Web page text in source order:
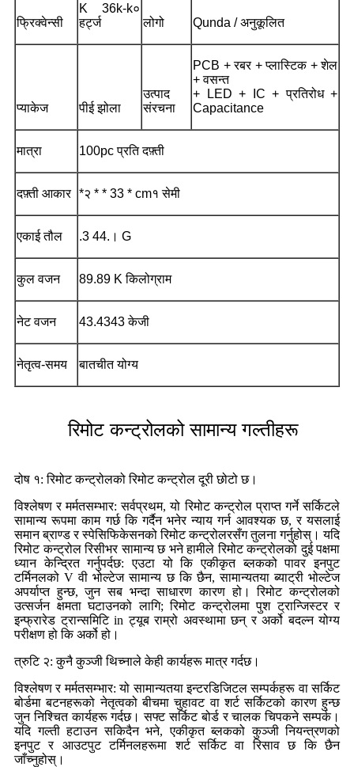
फ्रिक्वेन्सी
K 36k-k०
हर्ट्ज
लोगो Qunda / अनुकूलित
प्याकेज पीई झोला
उत्पाद
संरचना
PCB + रबर + प्लास्टिक + शेल
+ वसन्त
+ LED + IC + प्रतिरोध +
Capacitance
मात्रा 100pc प्रति दफ़्ती
दफ़्ती आकार *२ * * 33 * cm१ सेमी
एकाई तौल .3 44.। G
कुल वजन 89.89 K किलोग्राम
नेट वजन 43.4343 केजी
नेतृत्व-समय बातचीत योग्य
रिमोट कन्ट्रोलको सामान्य गल्तीहरू
दोष १: रिमोट कन्ट्रोलको रिमोट कन्ट्रोल दूरी छोटो छ।
विश्लेषण र मर्मतसम्भार: सर्वप्रथम, यो रिमोट कन्ट्रोल प्राप्त गर्ने सर्किटले
सामान्य रूपमा काम गर्छ कि गर्दैन भनेर न्याय गर्न आवश्यक छ, र यसलाई
समान ब्राण्ड र स्पेसिफिकेसनको रिमोट कन्ट्रोलरसँग तुलना गर्नुहोस्। यदि
रिमोट कन्ट्रोल रिसीभर सामान्य छ भने हामीले रिमोट कन्ट्रोलको दुई पक्षमा
ध्यान केन्द्रित गर्नुपर्दछ: एउटा यो कि एकीकृत ब्लकको पावर इनपुट
टर्मिनलको V वी भोल्टेज सामान्य छ कि छैन, सामान्यतया ब्याट्री भोल्टेज
अपर्याप्त हुन्छ, जुन सब भन्दा साधारण कारण हो। रिमोट कन्ट्रोलको
उत्सर्जन क्षमता घटाउनको लागि; रिमोट कन्ट्रोलमा पुश ट्रान्जिस्टर र
इन्फ्रारेड ट्रान्समिटि in ट्यूब राम्रो अवस्थामा छन् र अर्को बदल्न योग्य
परीक्षण हो कि अर्को हो।
त्रुटि २: कुनै कुञ्जी थिच्नाले केही कार्यहरू मात्र गर्दछ।
विश्लेषण र मर्मतसम्भार: यो सामान्यतया इन्टरडिजिटल सम्पर्कहरू वा सर्किट
बोर्डमा बटनहरूको नेतृत्वको बीचमा चुहावट वा शर्ट सर्किटको कारण हुन्छ
जुन निश्चित कार्यहरू गर्दछ। सफ्ट सर्किट बोर्ड र चालक चिपकने सम्पर्क।
यदि गल्ती हटाउन सकिदैन भने, एकीकृत ब्लकको कुञ्जी नियन्त्रणको
इनपुट र आउटपुट टर्मिनलहरूमा शर्ट सर्किट वा रिसाव छ कि छैन
जाँच्नुहोस्।